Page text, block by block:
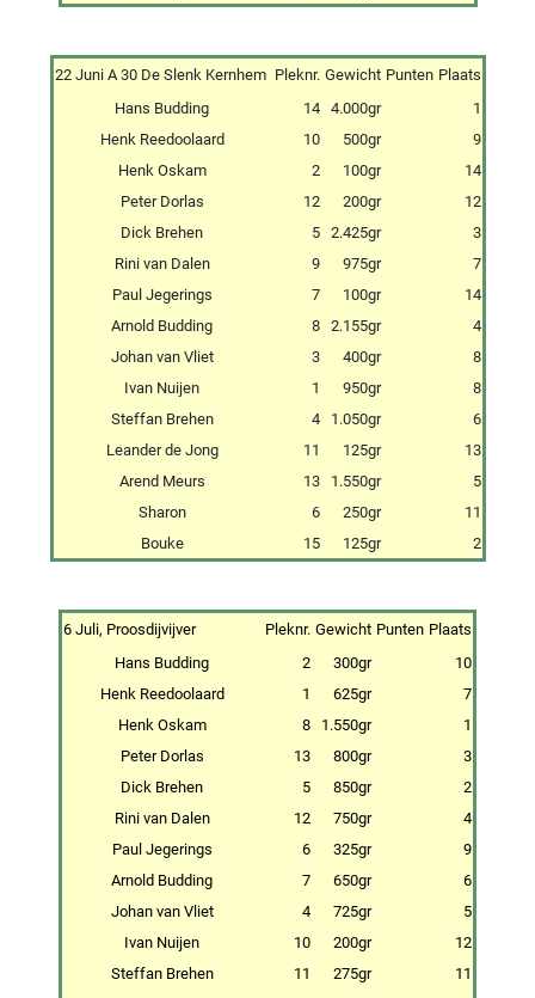
22 Juni A 30 De Slenk Kernhem Pleknr. Gewicht Punten Plaats
Hans Budding
14 4.000gr
1
Henk Reedoolaard
10 500gr
9
Henk Oskam
2 100gr
14
Peter Dorlas
12 200gr
12
Dick Brehen
5 2.425gr
3
Rini van Dalen
9 975gr
7
Paul Jegerings
7 100gr
14
Arnold Budding
8 2.155gr
4
Johan van Vliet
3 400gr
8
Ivan Nuijen
1 950gr
8
Steffan Brehen
4 1.050gr
6
Leander de Jong
11 125gr
13
Arend Meurs
13 1.550gr
5
Sharon
6 250gr
11
Bouke
15 125gr 2
6 Juli, Proosdijvijver Pleknr. Gewicht Punten Plaats
Hans Budding
2 300gr
10
Henk Reedoolaard
1 625gr
7
Henk Oskam
8 1.550gr
1
Peter Dorlas
13 800gr
3
Dick Brehen
5 850gr
2
Rini van Dalen
12 750gr
4
Paul Jegerings
6 325gr
9
Arnold Budding
7 650gr
6
Johan van Vliet
4 725gr
5
Ivan Nuijen
10 200gr
12
Steffan Brehen
11 275gr
11